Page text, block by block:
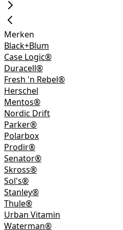
Merken
Black+Blum
Case Logic®
Duracell®
Fresh 'n Rebel®
Herschel
Mentos®
Nordic Drift
Parker®
Polarbox
Prodir®
Senator®
Skross®
Sol's®
Stanley®
Thule®
Urban Vitamin
Waterman®